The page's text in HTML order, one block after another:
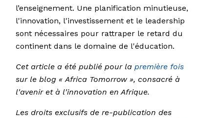
l’enseignement. Une planification minutieuse,
l'innovation, l'investissement et le leadership
sont nécessaires pour rattraper le retard du
continent dans le domaine de l'éducation.
Cet article a été publié pour la première fois
sur le blog « Africa Tomorrow », consacré à
l'avenir et à l'innovation en Afrique.
Les droits exclusifs de re-publication des